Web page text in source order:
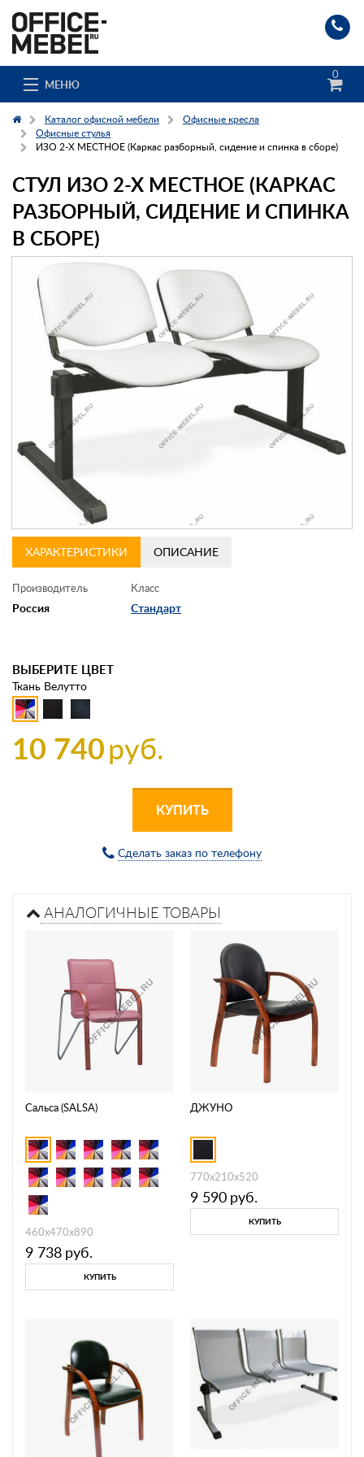
МЕНЮ
0
О компании
Доставка и сборка
Гос. заказчикам
Клиенты
Заказ каталога
Контакты
Заказать обратный звонок
Каталог офисной мебели
Офисные кресла
Офисные стулья
ИЗО 2-Х МЕСТНОЕ (Каркас разборный, сидение и спинка в сборе)
СТУЛ ИЗО 2-Х МЕСТНОЕ (КАРКАС
РАЗБОРНЫЙ, СИДЕНИЕ И СПИНКА
В СБОРЕ)
ХАРАКТЕРИСТИКИ ОПИСАНИЕ
Производитель
Россия
Класс
Стандарт
ВЫБЕРИТЕ ЦВЕТ
Ткань Велутто
10 740руб.
КУПИТЬ
Сделать заказ по телефону
АНАЛОГИЧНЫЕ ТОВАРЫ
Сальса (SALSA)
460х470х890
9 738 руб.
КУПИТЬ
ДЖУНО
770х210х520
9 590 руб.
КУПИТЬ